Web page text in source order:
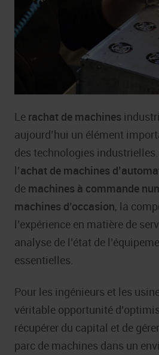
Le rachat de machines
aujourd’hui un élément
des technologies industrielles.
l’achat de machines
de machines à commande
machines d’occasion, la
l’expérience en matière de
analyse de l’état de
essentielles.
Pour les ingénieurs et les
véritable opportunité
récupérer du capital et de
parc de machines dans un